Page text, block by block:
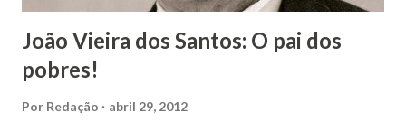
João Vieira dos Santos: O pai dos
pobres!
Por Redação abril 29, 2012